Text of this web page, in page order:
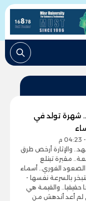
شهرة تولد في
والإثارة أرخص طرق
مقبرة تبتلع
الفوري.. أسماء
بالسرعة نفسها -
حقيقيا.. والقيمة هي
لم أعد أندهش من